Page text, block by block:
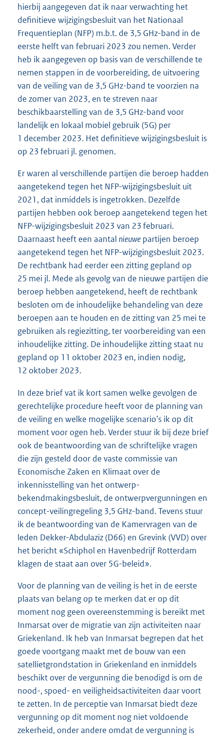
hierbij aangegeven dat ik naar verwachting het
definitieve wijzigingsbesluit van het Nationaal
Frequentieplan (NFP) m.b.t. de 3,5 GHz-band in de
eerste helft van februari 2023 zou nemen. Verder
heb ik aangegeven op basis van de verschillende te
nemen stappen in de voorbereiding, de uitvoering
van de veiling van de 3,5 GHz-band te voorzien na
de zomer van 2023, en te streven naar
beschikbaarstelling van de 3,5 GHz-band voor
landelijk en lokaal mobiel gebruik (5G) per
1 december 2023. Het definitieve wijzigingsbesluit is
op 23 februari jl. genomen.
Er waren al verschillende partijen die beroep hadden
aangetekend tegen het NFP-wijzigingsbesluit uit
2021, dat inmiddels is ingetrokken. Dezelfde
partijen hebben ook beroep aangetekend tegen het
NFP-wijzigingsbesluit 2023 van 23 februari.
Daarnaast heeft een aantal nieuwe partijen beroep
aangetekend tegen het NFP-wijzigingsbesluit 2023.
De rechtbank had eerder een zitting gepland op
25 mei jl. Mede als gevolg van de nieuwe partijen die
beroep hebben aangetekend, heeft de rechtbank
besloten om de inhoudelijke behandeling van deze
beroepen aan te houden en de zitting van 25 mei te
gebruiken als regiezitting, ter voorbereiding van een
inhoudelijke zitting. De inhoudelijke zitting staat nu
gepland op 11 oktober 2023 en, indien nodig,
12 oktober 2023.
In deze brief vat ik kort samen welke gevolgen de
gerechtelijke procedure heeft voor de planning van
de veiling en welke mogelijke scenario’s ik op dit
moment voor ogen heb. Verder stuur ik bij deze brief
ook de beantwoording van de schriftelijke vragen
die zijn gesteld door de vaste commissie van
Economische Zaken en Klimaat over de
inkennisstelling van het ontwerp-
bekendmakingsbesluit, de ontwerpvergunningen en
concept-veilingregeling 3,5 GHz-band. Tevens stuur
ik de beantwoording van de Kamervragen van de
leden Dekker-Abdulaziz (D66) en Grevink (VVD) over
het bericht «Schiphol en Havenbedrijf Rotterdam
klagen de staat aan over 5G-beleid».
Voor de planning van de veiling is het in de eerste
plaats van belang op te merken dat er op dit
moment nog geen overeenstemming is bereikt met
Inmarsat over de migratie van zijn activiteiten naar
Griekenland. Ik heb van Inmarsat begrepen dat het
goede voortgang maakt met de bouw van een
satellietgrondstation in Griekenland en inmiddels
beschikt over de vergunning die benodigd is om de
nood-, spoed- en veiligheidsactiviteiten daar voort
te zetten. In de perceptie van Inmarsat biedt deze
vergunning op dit moment nog niet voldoende
zekerheid, onder andere omdat de vergunning is